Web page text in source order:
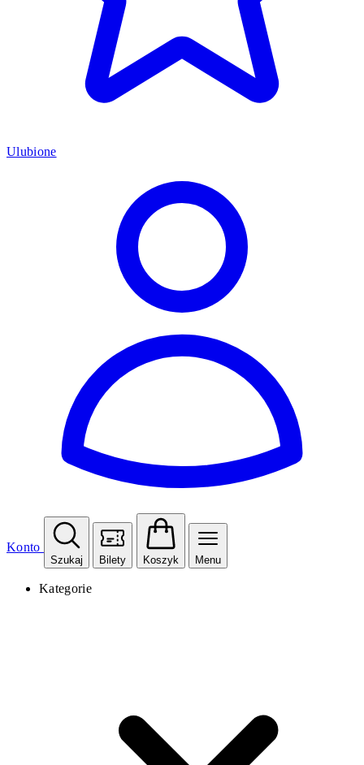
Ulubione
Konto
Szukaj Bilety Koszyk Menu
Kategorie